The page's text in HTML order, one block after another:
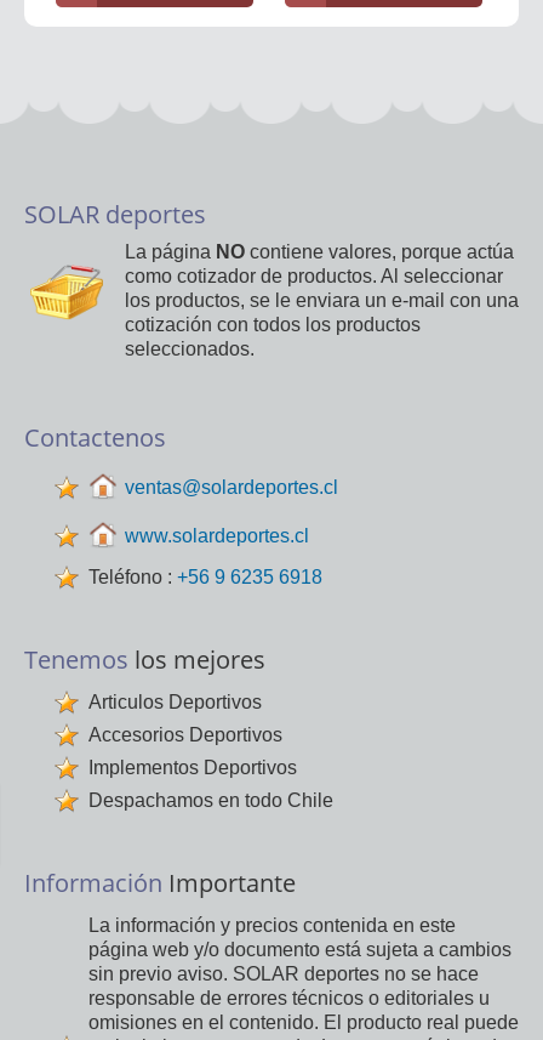
SOLAR deportes
La página NO contiene valores, porque actúa
como cotizador de productos. Al seleccionar
los productos, se le enviara un e-mail con una
cotización con todos los productos
seleccionados.
Contactenos
ventas@solardeportes.cl
www.solardeportes.cl
Teléfono : +56 9 6235 6918
Tenemos los mejores
Articulos Deportivos
Accesorios Deportivos
Implementos Deportivos
Despachamos en todo Chile
Información Importante
La información y precios contenida en este
página web y/o documento está sujeta a cambios
sin previo aviso. SOLAR deportes no se hace
responsable de errores técnicos o editoriales u
omisiones en el contenido. El producto real puede